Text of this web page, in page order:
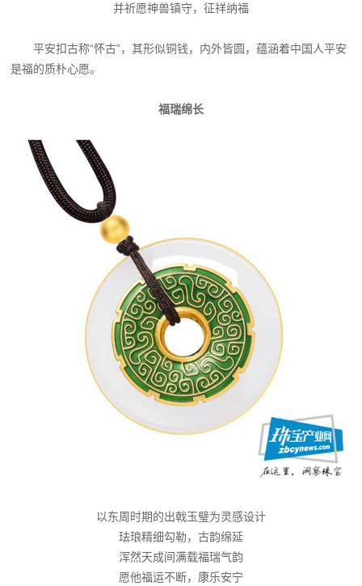
并祈愿神兽镇守，征祥纳福
平安扣古称“怀古”，其形似铜钱，内外皆圆，蕴涵着中国人平安
是福的质朴心愿。
福瑞绵长
以东周时期的出戟玉璧为灵感设计
珐琅精细勾勒，古韵绵延
浑然天成间满载福瑞气韵
愿他福运不断，康乐安宁